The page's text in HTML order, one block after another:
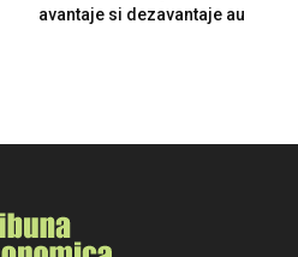
avantaje si dezavantaje au